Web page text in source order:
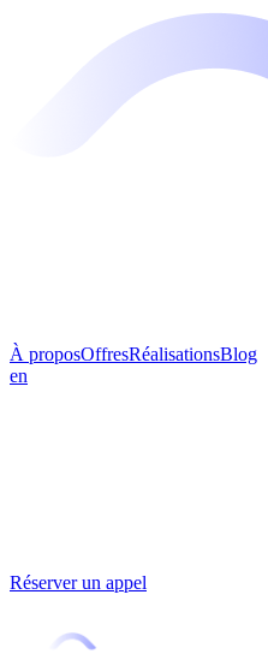
À proposOffresRéalisationsBlog
en
Réserver un appel